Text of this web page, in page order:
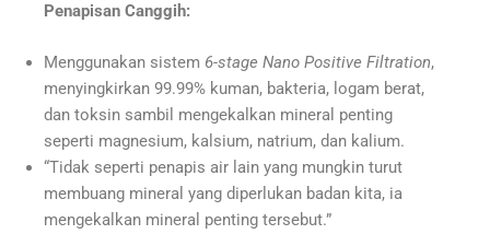
Penapisan Canggih:
Menggunakan sistem 6-stage Nano Positive Filtration,
menyingkirkan 99.99% kuman, bakteria, logam berat,
dan toksin sambil mengekalkan mineral penting
seperti magnesium, kalsium, natrium, dan kalium.
“Tidak seperti penapis air lain yang mungkin turut
membuang mineral yang diperlukan badan kita, ia
mengekalkan mineral penting tersebut.”